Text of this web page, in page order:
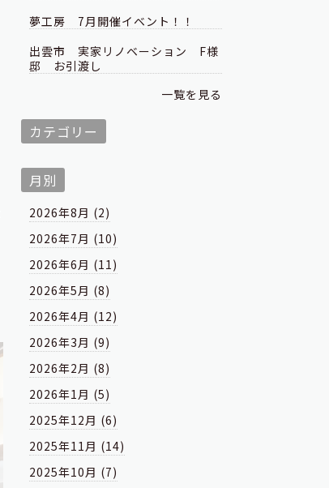
夢工房 7月開催イベント！！
出雲市 実家リノベーション F様
邸 お引渡し
一覧を見る
カテゴリー
月別
2026年8月 (2)
2026年7月 (10)
2026年6月 (11)
2026年5月 (8)
2026年4月 (12)
2026年3月 (9)
2026年2月 (8)
2026年1月 (5)
2025年12月 (6)
2025年11月 (14)
2025年10月 (7)